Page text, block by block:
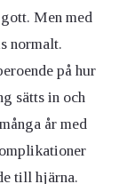
Men med
normalt.
på hur
sätts in och
år med
till hjärna.